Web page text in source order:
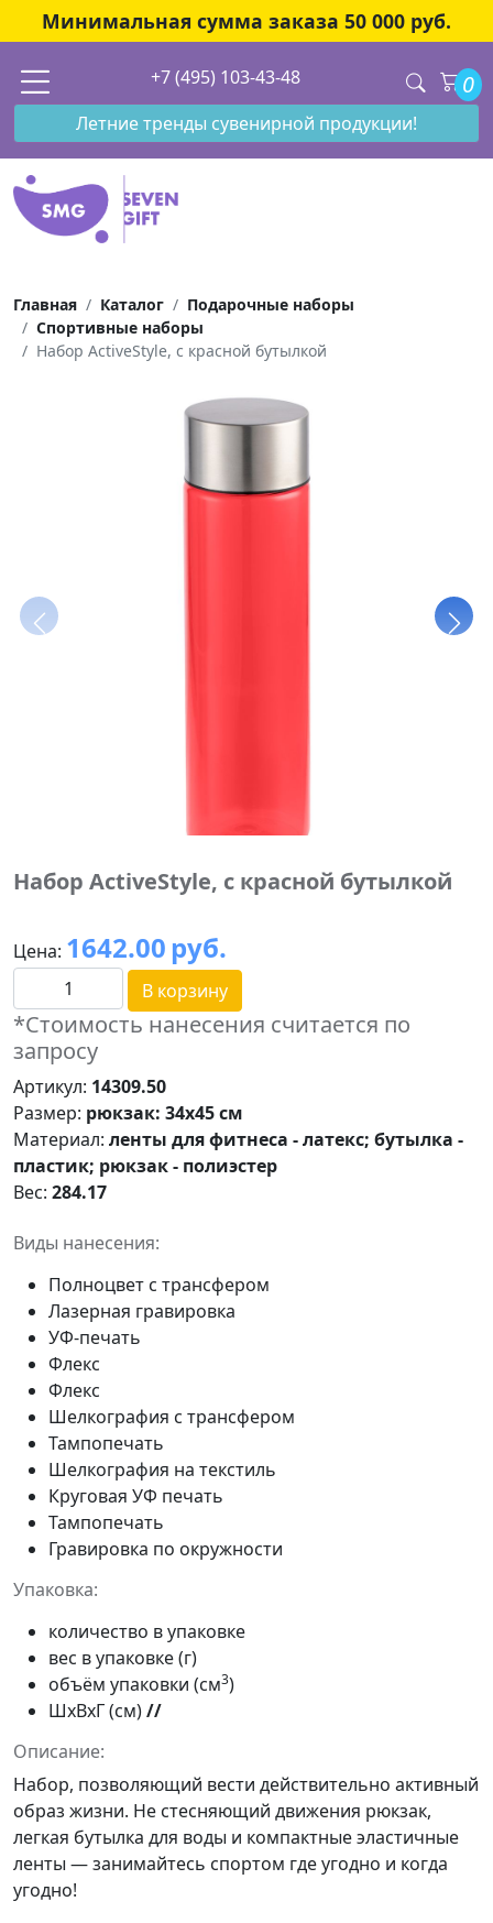
Минимальная сумма заказа 50 000 руб.
+7 (495) 103-43-48 0
Летние тренды сувенирной продукции!
Главная Каталог
Подарочные наборы
Спортивные наборы
Набор ActiveStyle, с красной бутылкой
Набор ActiveStyle, с красной бутылкой
Цена: 1642.00 руб.
В корзину
*Стоимость нанесения считается по
запросу
Артикул: 14309.50
Размер: рюкзак: 34х45 см
Материал: ленты для фитнеса - латекс; бутылка -
пластик; рюкзак - полиэстер
Вес: 284.17
Виды нанесения:
Полноцвет с трансфером
Лазерная гравировка
УФ-печать
Флекс
Флекс
Шелкография с трансфером
Тампопечать
Шелкография на текстиль
Круговая УФ печать
Тампопечать
Гравировка по окружности
Упаковка:
количество в упаковке
вес в упаковке (г)
объём упаковки (см3)
ШxВxГ (см)//
Описание:
Набор, позволяющий вести действительно активный
образ жизни. Не стесняющий движения рюкзак,
легкая бутылка для воды и компактные эластичные
ленты — занимайтесь спортом где угодно и когда
угодно!